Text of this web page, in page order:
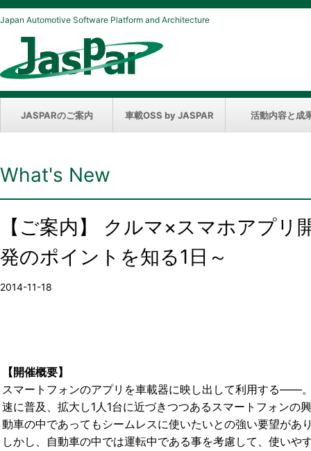
Japan Automotive Software Platform and Architecture
JASPARのご案内 車載OSS by JASPAR 活動内容と成
What's New
【ご案内】 クルマ×スマホアプ
発のポイントを知る1日～
2014-11-18
【開催概要】
スマートフォンのアプリを車載器に映し出して利用する――
速に普及、拡大し1人1台に近づきつつあるスマートフォン
動車の中であってもシームレスに使いたいとの強い要望があ
しかし、自動車の中では運転中である事を考慮して、使い